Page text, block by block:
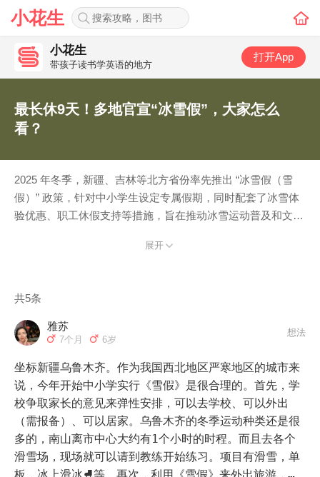
小花生
小花生
带孩子读书学英语的地方
打开App
最长休9天！多地官宣“冰雪假”，大家怎么
看？
2025 年冬季，新疆、吉林等北方省份率先推出 “冰雪假（雪
假）” 政策，针对中小学生设定专属假期，同时配套了冰雪体
验优惠、职工休假支持等措施，旨在推动冰雪运动普及和文旅
展开
共5条
雅苏
7个月 6岁
想法
坐标新疆乌鲁木齐。作为我国西北地区严寒地区的城市来
说，今年开始中小学实行《雪假》是很合理的。首先，学
校争取家长的意见来弹性安排，可以去学校、可以外出
（需报备）、可以居家。乌鲁木齐的冬季运动种类还是很
多的，南山离市中心大约有1个小时的时程。而且去各个
滑雪场，现场就可以请到教练开始练习。项目有滑雪，单